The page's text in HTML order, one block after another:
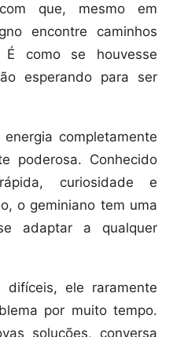
que, mesmo em
encontre caminhos
como se houvesse
esperando para ser
energia completamente
poderosa. Conhecido
curiosidade e
o geminiano tem uma
adaptar a qualquer
ele raramente
por muito tempo.
soluções, conversa